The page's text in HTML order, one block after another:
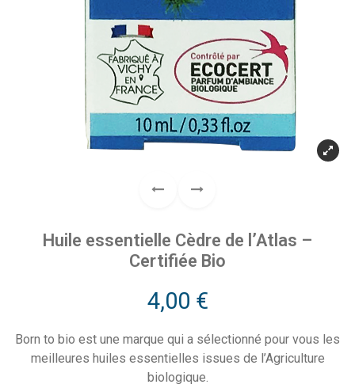
Huile essentielle Cèdre de l’Atlas –
Certifiée Bio
4,00 €
Born to bio est une marque qui a sélectionné pour vous les
meilleures huiles essentielles issues de l’Agriculture
biologique.